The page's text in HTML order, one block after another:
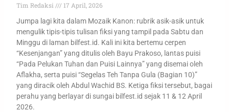
Tim Redaksi
17 April, 2026
Jumpa lagi kita dalam Mozaik Kanon: rubrik asik-asik untuk
mengulik tipis-tipis tulisan fiksi yang tampil pada Sabtu dan
Minggu di laman bilfest.id. Kali ini kita bertemu cerpen
“Kesenjangan” yang ditulis oleh Bayu Prakoso, lantas puisi
“Pada Pelukan Tuhan dan Puisi Lainnya” yang disemai oleh
Aflakha, serta puisi “Segelas Teh Tanpa Gula (Bagian 10)”
yang diracik oleh Abdul Wachid BS. Ketiga fiksi tersebut, bagai
perahu yang berlayar di sungai bilfest.id sejak 11 & 12 April
2026.